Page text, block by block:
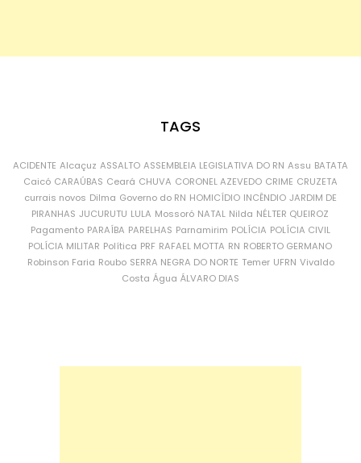
TAGS
ACIDENTE Alcaçuz ASSALTO ASSEMBLEIA LEGISLATIVA DO RN Assu BATATA
Caicó CARAÚBAS Ceará CHUVA CORONEL AZEVEDO CRIME CRUZETA
currais novos Dilma Governo do RN HOMICÍDIO INCÊNDIO JARDIM DE
PIRANHAS JUCURUTU LULA Mossoró NATAL Nilda NÉLTER QUEIROZ
Pagamento PARAÍBA PARELHAS Parnamirim POLÍCIA POLÍCIA CIVIL
POLÍCIA MILITAR Política PRF RAFAEL MOTTA RN ROBERTO GERMANO
Robinson Faria Roubo SERRA NEGRA DO NORTE Temer UFRN Vivaldo
Costa Água ÁLVARO DIAS